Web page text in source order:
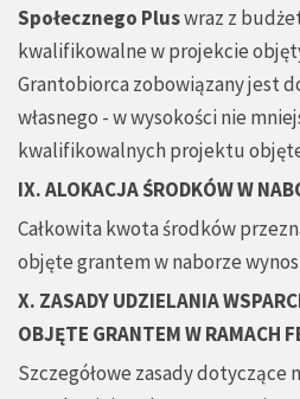
Społecznego Pluswraz z
kwalifikowalne w projekcie
Grantobiorca zobowiązany jest
własnego - w wysokości nie
kwalifikowalnych projektu
IX. ALOKACJA ŚRODKÓW W
Całkowita kwota środków
objęte grantem w naborze
X. ZASADY UDZIELANIA
OBJĘTE GRANTEM W RAMACH
Szczegółowe zasady dotyczące